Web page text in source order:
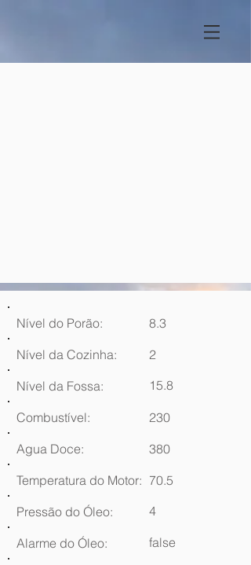
Nível do Porão:
8.3
Nível da Cozinha:
2
Nível da Fossa:
15.8
Combustível:
230
Agua Doce:
380
Temperatura do Motor: 70.5
Pressão do Óleo:
4
Alarme do Óleo: false